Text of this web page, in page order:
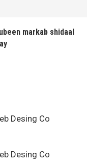
markab shidaal